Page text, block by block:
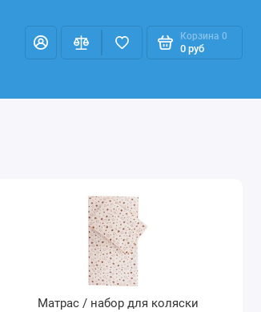
Корзина 0
0 руб
Матрас / набор для коляски